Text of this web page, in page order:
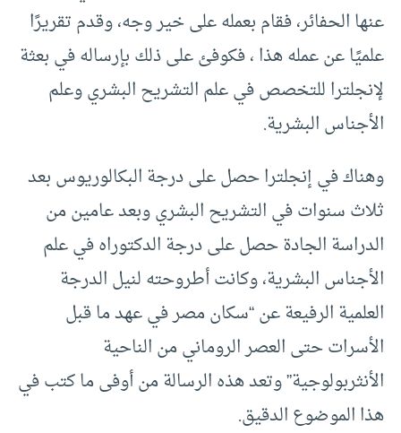
عنها الحفائر، فقام بعمله على خير وجه، وقدم تقريرًا
علميًا عن عمله هذا ، فكوفئ على ذلك بإرساله في بعثة
لإنجلترا للتخصص في علم التشريح البشري وعلم
الأجناس البشرية.
وهناك في إنجلترا حصل على درجة البكالوريوس بعد
ثلاث سنوات في التشريح البشري وبعد عامين من
الدراسة الجادة حصل على درجة الدكتوراه في علم
الأجناس البشرية، وكانت أطروحته لنيل الدرجة
العلمية الرفيعة عن “سكان مصر في عهد ما قبل
الأسرات حتى العصر الروماني من الناحية
الأنثربولوجية” وتعد هذه الرسالة من أوفى ما كتب في
هذا الموضوع الدقيق.